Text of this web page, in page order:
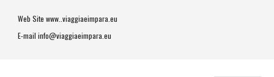
Web Site www..viaggiaeimpara.eu
E-mail info@viaggiaeimpara.eu